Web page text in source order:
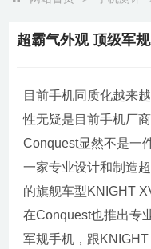
超霸气外观 顶级军
目前手机同质化越来
性无疑是目前手机厂
Conquest显然不是一
一家专业设计和制造
的旗舰车型KNIGHT
在Conquest也推出专
军规手机，跟